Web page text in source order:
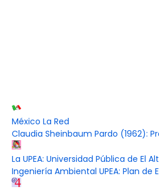
México La Red
Claudia Sheinbaum Pardo (1962):
La UPEA: Universidad Pública de El
Ingeniería Ambiental UPEA: Plan de